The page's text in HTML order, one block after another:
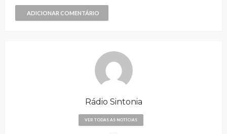
ADICIONAR COMENTÁRIO
Rádio Sintonia
VER TODAS AS NOTÍCIAS